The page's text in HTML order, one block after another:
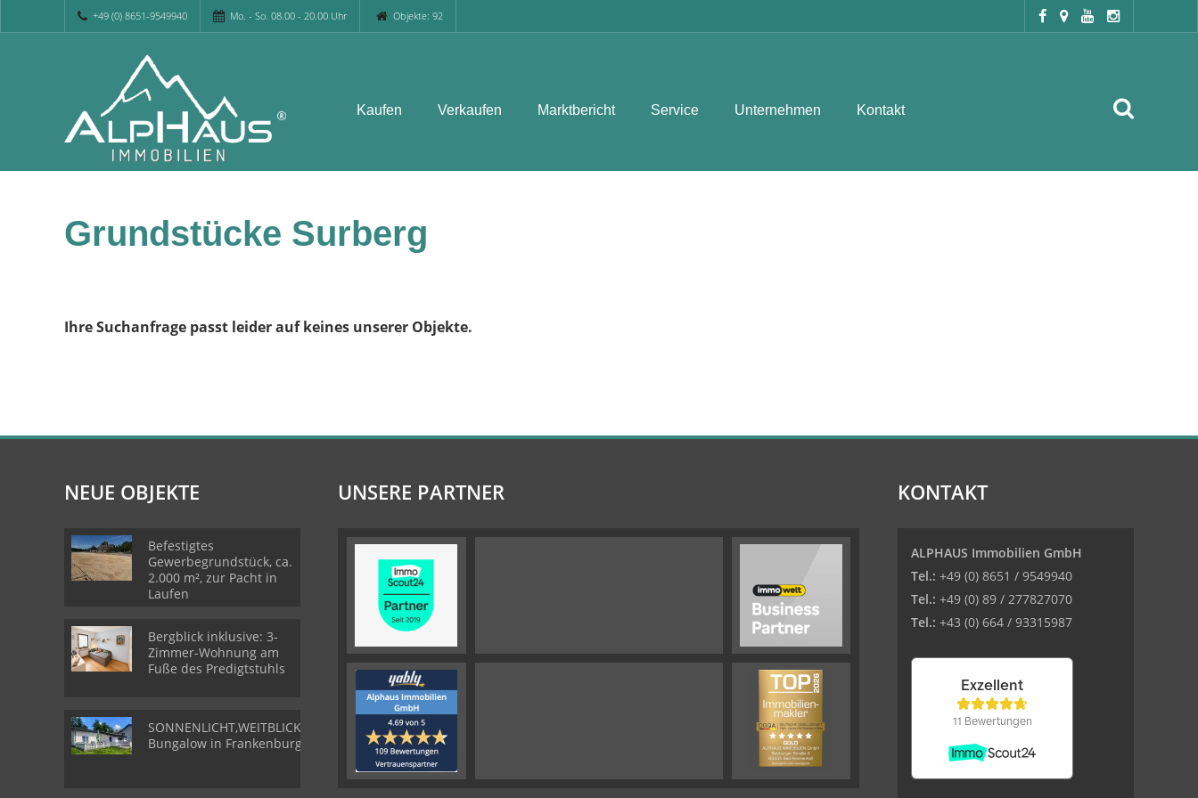
+49 (0) 8651-9549940 Mo. - So. 08.00 - 20.00 Uhr Objekte: 92
Kaufen Verkaufen Marktbericht Service Unternehmen Kontakt
Grundstücke Surberg
Ihre Suchanfrage passt leider auf keines unserer Objekte.
NEUE OBJEKTE
Befestigtes
Gewerbegrundstück, ca.
2.000 m², zur Pacht in
Laufen
Bergblick inklusive: 3-
Zimmer-Wohnung am
Fuße des Predigtstuhls
SONNENLICHT,WEITBLICK,WOHLGEFÜHL-
Bungalow in Frankenburg
UNSERE PARTNER KONTAKT
ALPHAUS Immobilien GmbH
Tel.: +49 (0) 8651 / 9549940
Tel.: +49 (0) 89 / 277827070
Tel.: +43 (0) 664 / 93315987